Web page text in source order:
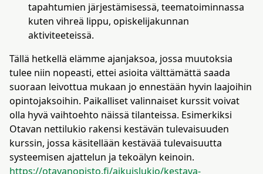
tapahtumien järjestämisessä, teematoiminnassa
kuten vihreä lippu, opiskelijakunnan
aktiviteeteissä.
Tällä hetkellä elämme ajanjaksoa, jossa muutoksia
tulee niin nopeasti, ettei asioita välttämättä saada
suoraan leivottua mukaan jo ennestään hyvin laajoihin
opintojaksoihin. Paikalliset valinnaiset kurssit voivat
olla hyvä vaihtoehto näissä tilanteissa. Esimerkiksi
Otavan nettilukio rakensi kestävän tulevaisuuden
kurssin, jossa käsitellään kestävää tulevaisuutta
systeemisen ajattelun ja tekoälyn keinoin.
https://otavanopisto.fi/aikuislukio/kestava-